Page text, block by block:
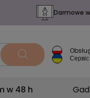
Darmowe
w 48 h